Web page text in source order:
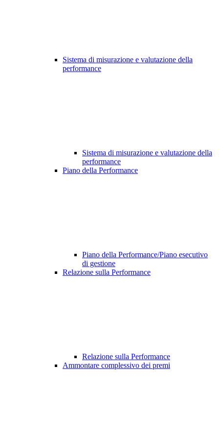
Sistema di misurazione e valutazione della
performance
Sistema di misurazione e valutazione della
performance
Piano della Performance
Piano della Performance/Piano esecutivo
di gestione
Relazione sulla Performance
Relazione sulla Performance
Ammontare complessivo dei premi